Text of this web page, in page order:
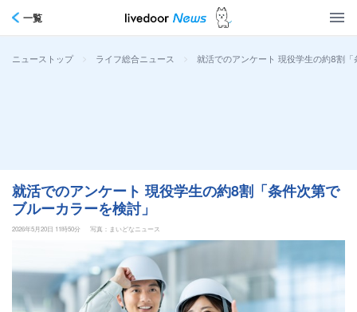
一覧
ニューストップ > ライフ総合ニュース > 就活でのアンケート 現役学生の約8割
就活でのアンケート 現役学生の約8割「条件次第で
ブルーカラーを検討」
2026年5月20日 11時50分 写真：まいどなニュース